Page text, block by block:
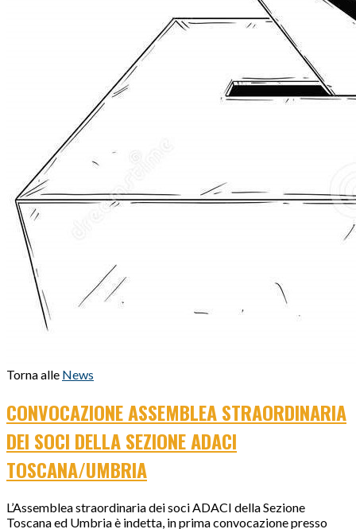
Torna alle News
CONVOCAZIONE ASSEMBLEA STRAORDINARIA
DEI SOCI DELLA SEZIONE ADACI
TOSCANA/UMBRIA
L’Assemblea straordinaria dei soci ADACI della Sezione
Toscana ed Umbria è indetta, in prima convocazione presso